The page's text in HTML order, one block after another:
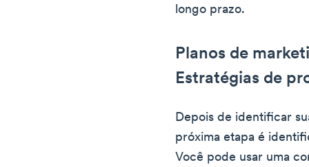
longo prazo.
Planos de
Estratégias de
Depois de identificar
próxima etapa é
Você pode usar uma